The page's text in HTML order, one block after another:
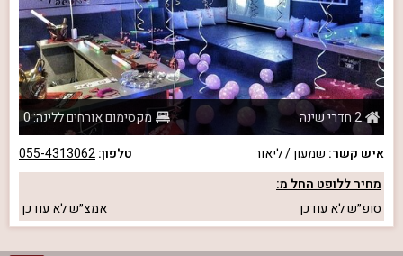
2 חדרי שינה
מקסימום אורחים ללינה: 0
איש קשר: שמעון / ליאור טלפון:055-4313062
מחיר ללופט החל מ:
סופ״שלא עודכן אמצ״שלא עודכן